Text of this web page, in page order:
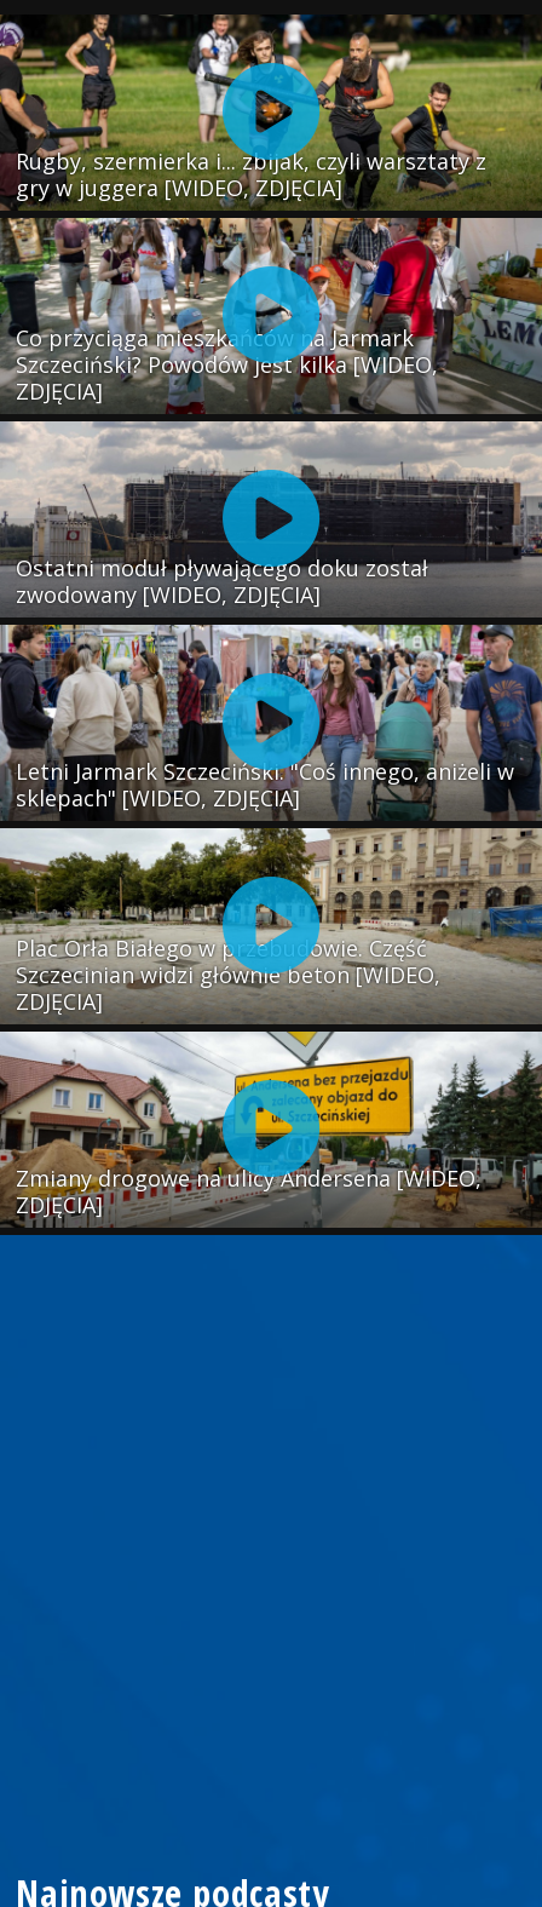
Rugby, szermierka i... zbijak, czyli warsztaty z
gry w juggera [WIDEO, ZDJĘCIA]
Co przyciąga mieszkańców na Jarmark
Szczeciński? Powodów jest kilka [WIDEO,
ZDJĘCIA]
Ostatni moduł pływającego doku został
zwodowany [WIDEO, ZDJĘCIA]
Letni Jarmark Szczeciński. "Coś innego, aniżeli w
sklepach" [WIDEO, ZDJĘCIA]
Plac Orła Białego w przebudowie. Część
Szczecinian widzi głównie beton [WIDEO,
ZDJĘCIA]
Zmiany drogowe na ulicy Andersena [WIDEO,
ZDJĘCIA]
Najnowsze podcasty